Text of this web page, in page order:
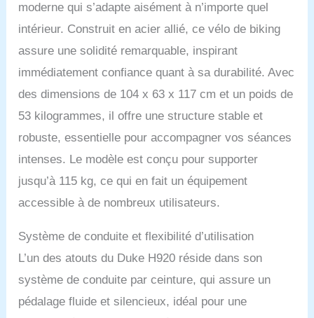
moderne qui s’adapte aisément à n’importe quel
intérieur. Construit en acier allié, ce vélo de biking
assure une solidité remarquable, inspirant
immédiatement confiance quant à sa durabilité. Avec
des dimensions de 104 x 63 x 117 cm et un poids de
53 kilogrammes, il offre une structure stable et
robuste, essentielle pour accompagner vos séances
intenses. Le modèle est conçu pour supporter
jusqu’à 115 kg, ce qui en fait un équipement
accessible à de nombreux utilisateurs.
Système de conduite et flexibilité d’utilisation
L’un des atouts du Duke H920 réside dans son
système de conduite par ceinture, qui assure un
pédalage fluide et silencieux, idéal pour une